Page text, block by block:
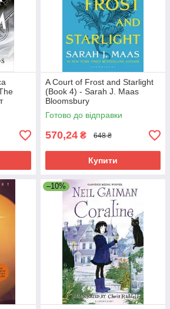
A Court of Frost and Starlight
(Book 4) - Sarah J. Maas
Bloomsbury
Готово до відправки
570,24 ₴ 648 ₴
Купити
–10%